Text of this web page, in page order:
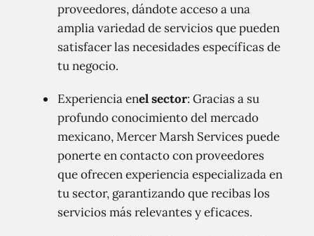
proveedores, dándote acceso a una
amplia variedad de servicios que pueden
satisfacer las necesidades específicas de
tu negocio.
Experiencia enel sector: Gracias a su
profundo conocimiento del mercado
mexicano, Mercer Marsh Services puede
ponerte en contacto con proveedores
que ofrecen experiencia especializada en
tu sector, garantizando que recibas los
servicios más relevantes y eficaces.